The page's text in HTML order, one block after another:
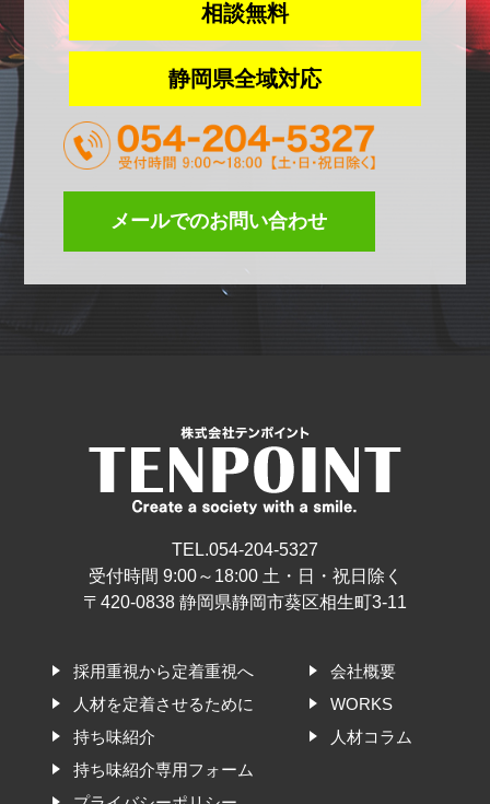
相談無料
静岡県全域対応
メールでのお問い合わせ
TEL.054-204-5327
受付時間 9:00～18:00 土・日・祝日除く
〒420-0838 静岡県静岡市葵区相生町3-11
採用重視から定着重視へ
人材を定着させるために
持ち味紹介
会社概要
WORKS
人材コラム
持ち味紹介専用フォーム